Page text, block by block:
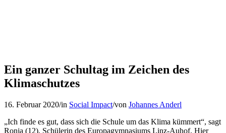
Ein ganzer Schultag im Zeichen des
Klimaschutzes
16. Februar 2020/in Social Impact/von Johannes Anderl
„Ich finde es gut, dass sich die Schule um das Klima kümmert“, sagt
Ronja (12), Schülerin des Europagymnasiums Linz-Auhof. Hier